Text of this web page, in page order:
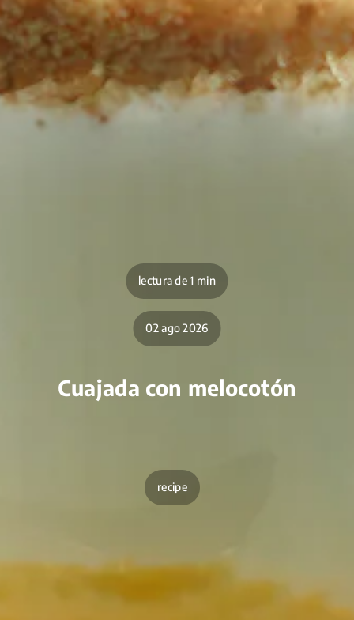
lectura de 1 min
02 ago 2026
Cuajada con melocotón
recipe